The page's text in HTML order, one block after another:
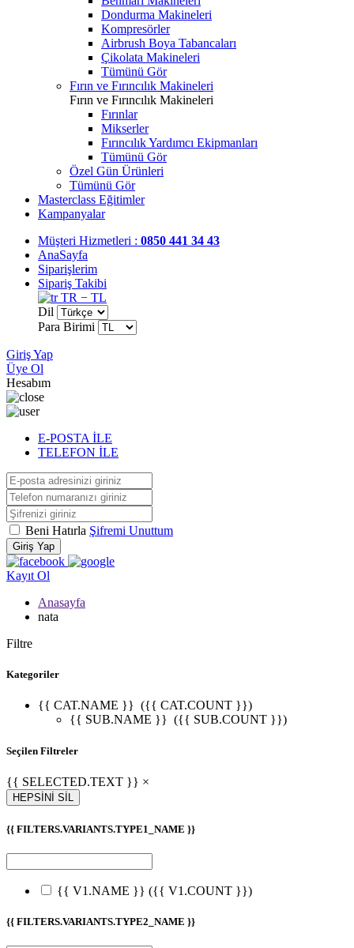
Dondurma Makineleri
Kompresörler
Airbrush Boya Tabancaları
Çikolata Makineleri
Tümünü Gör
Fırın ve Fırıncılık Makineleri
Fırın ve Fırıncılık Makineleri
Fırınlar
Mikserler
Fırıncılık Yardımcı Ekipmanları
Tümünü Gör
Özel Gün Ürünleri
Tümünü Gör
Masterclass Eğitimler
Kampanyalar
Müşteri Hizmetleri : 0850 441 34 43
AnaSayfa
Siparişlerim
Sipariş Takibi
TR − TL
Dil
Para Birimi
Giriş Yap
Üye Ol
Hesabım
E-POSTA İLE
TELEFON İLE
Beni Hatırla Şifremi Unuttum
Giriş Yap
Kayıt Ol
Anasayfa
nata
Filtre
Kategoriler
{{ CAT.NAME }} ({{ CAT.COUNT }})
{{ SUB.NAME }} ({{ SUB.COUNT }})
Seçilen Filtreler
{{ SELECTED.TEXT }} ×
HEPSİNİ SİL
{{ FILTERS.VARIANTS.TYPE1_NAME }}
{{ V1.NAME }} ({{ V1.COUNT }})
{{ FILTERS.VARIANTS.TYPE2_NAME }}